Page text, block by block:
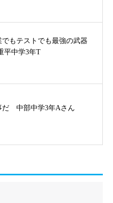
もテストでも最強の武器
平中学3年T
だ 中部中学3年Aさん